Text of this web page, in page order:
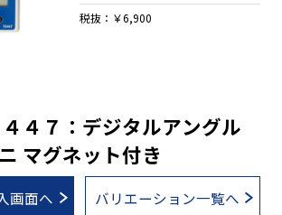
４７：デジタルアングル
マグネット付き
画面へ バリエーション一覧へ
税抜：￥6,900